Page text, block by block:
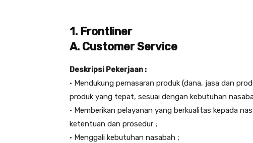
1. Frontliner
A. Customer Service
Deskripsi Pekerjaan :
• Mendukung pemasaran produk (dana, jasa dan
produk yang tepat, sesuai dengan kebutuhan
• Memberikan pelayanan yang berkualitas kepada
ketentuan dan prosedur ;
• Menggali kebutuhan nasabah ;